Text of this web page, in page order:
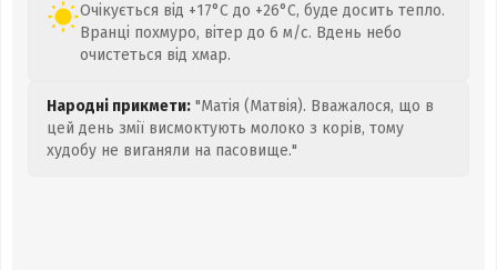
Очікується від +17°C до +26°C, буде досить тепло.
Вранці похмуро, вітер до 6 м/с. Вдень небо
очистеться від хмар.
Народні прикмети: "Матія (Матвія). Вважалося, що в
цей день змії висмоктують молоко з корів, тому
худобу не виганяли на пасовище."